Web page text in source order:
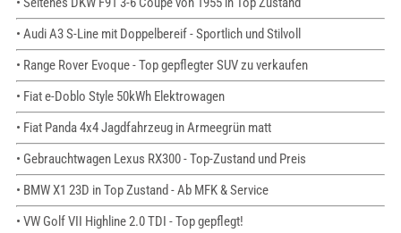
• Audi A3 S-Line mit Doppelbereif - Sportlich und Stilvoll
• Range Rover Evoque - Top gepflegter SUV zu verkaufen
• Fiat e-Doblo Style 50kWh Elektrowagen
• Fiat Panda 4x4 Jagdfahrzeug in Armeegrün matt
• Gebrauchtwagen Lexus RX300 - Top-Zustand und Preis
• BMW X1 23D in Top Zustand - Ab MFK & Service
• VW Golf VII Highline 2.0 TDI - Top gepflegt!